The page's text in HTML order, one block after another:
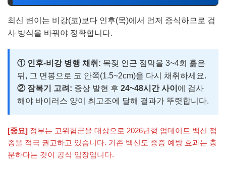
최신 변이는 비강(코)보다 인후(목)에서 먼저 증식하므로 검
사 방식을 바꿔야 정확합니다.
① 인후-비강 병행 채취: 목젖 인근 점막을 3~4회 훑은
뒤, 그 면봉으로 코 안쪽(1.5~2cm)을 다시 채취하세요.
② 잠복기 고려: 증상 발현 후 24~48시간 사이 에 검사
해야 바이러스 양이 최고조에 달해 결과가 뚜렷합니다.
[중요] 정부는 고위험군을 대상으로 2026년형 업데이트 백신 접
종을 적극 권고하고 있습니다. 기존 백신도 중증 예방 효과는 충
분하다는 것이 공식 입장입니다.